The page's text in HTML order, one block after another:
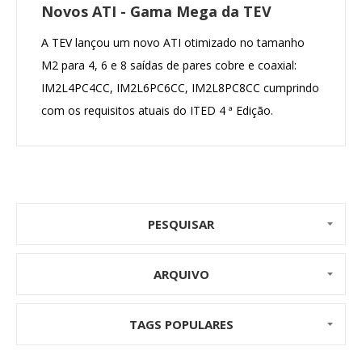
Novos ATI - Gama Mega da TEV
A TEV lançou um novo ATI otimizado no tamanho
M2 para 4, 6 e 8 saídas de pares cobre e coaxial:
IM2L4PC4CC, IM2L6PC6CC, IM2L8PC8CC cumprindo
com os requisitos atuais do ITED 4 ª Edição.
PESQUISAR
ARQUIVO
TAGS POPULARES